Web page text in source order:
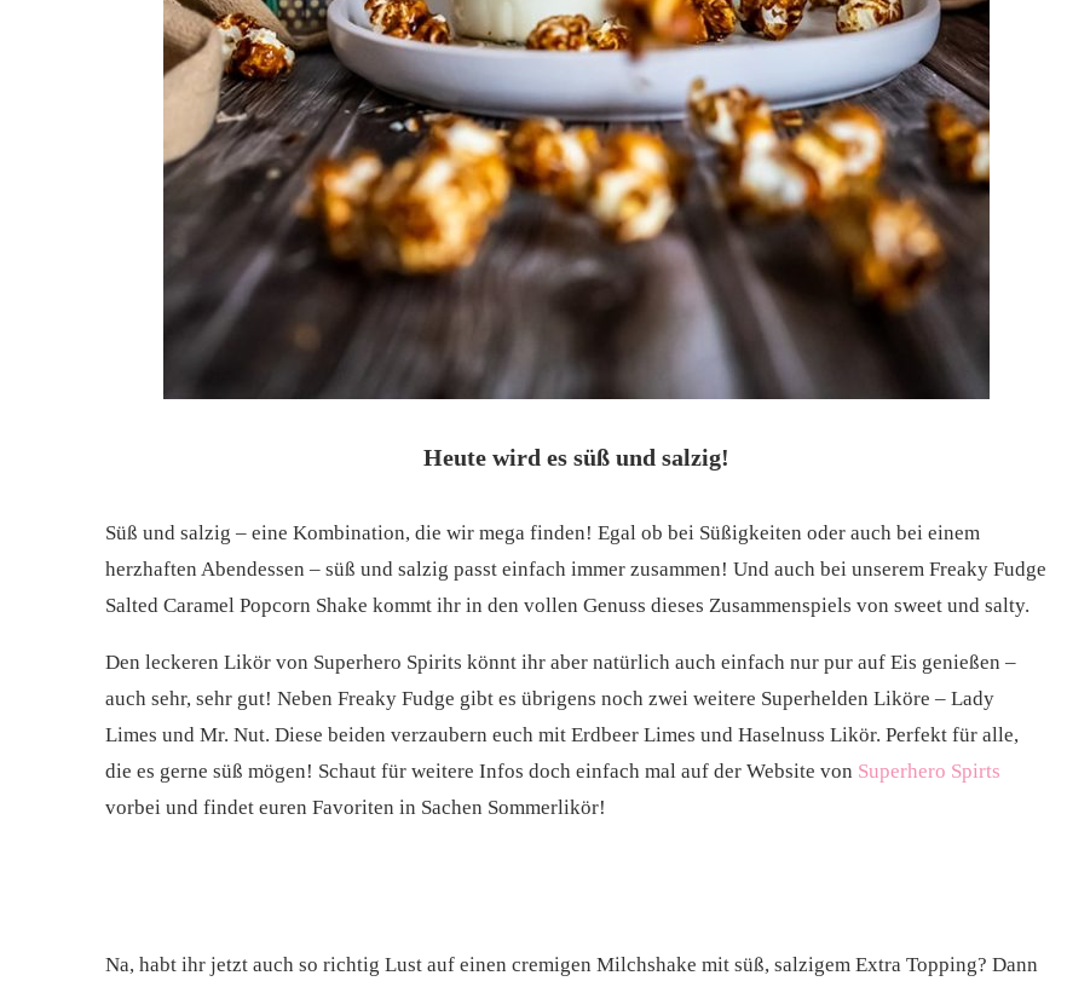
Heute wird es süß und salzig!
Süß und salzig – eine Kombination, die wir mega finden! Egal ob bei Süßigkeiten oder auch bei einem
herzhaften Abendessen – süß und salzig passt einfach immer zusammen! Und auch bei unserem Freaky Fudge
Salted Caramel Popcorn Shake kommt ihr in den vollen Genuss dieses Zusammenspiels von sweet und salty.
Den leckeren Likör von Superhero Spirits könnt ihr aber natürlich auch einfach nur pur auf Eis genießen –
auch sehr, sehr gut! Neben Freaky Fudge gibt es übrigens noch zwei weitere Superhelden Liköre – Lady
Limes und Mr. Nut. Diese beiden verzaubern euch mit Erdbeer Limes und Haselnuss Likör. Perfekt für alle,
die es gerne süß mögen! Schaut für weitere Infos doch einfach mal auf der Website von Superhero Spirts
vorbei und findet euren Favoriten in Sachen Sommerlikör!
Na, habt ihr jetzt auch so richtig Lust auf einen cremigen Milchshake mit süß, salzigem Extra Topping? Dann